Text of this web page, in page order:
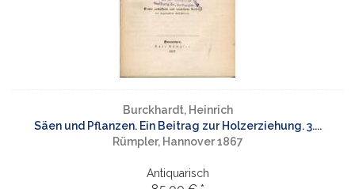
Burckhardt, Heinrich
Säen und Pflanzen. Ein Beitrag zur Holzerziehung. 3....
Rümpler, Hannover 1867
Antiquarisch